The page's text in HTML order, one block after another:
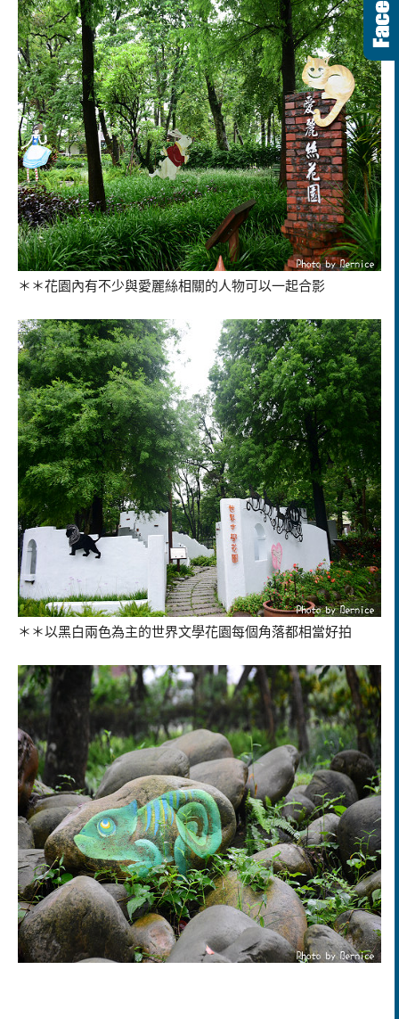
＊＊花園內有不少與愛麗絲相關的人物可以一起合影
＊＊以黑白兩色為主的世界文學花園每個角落都相當好拍